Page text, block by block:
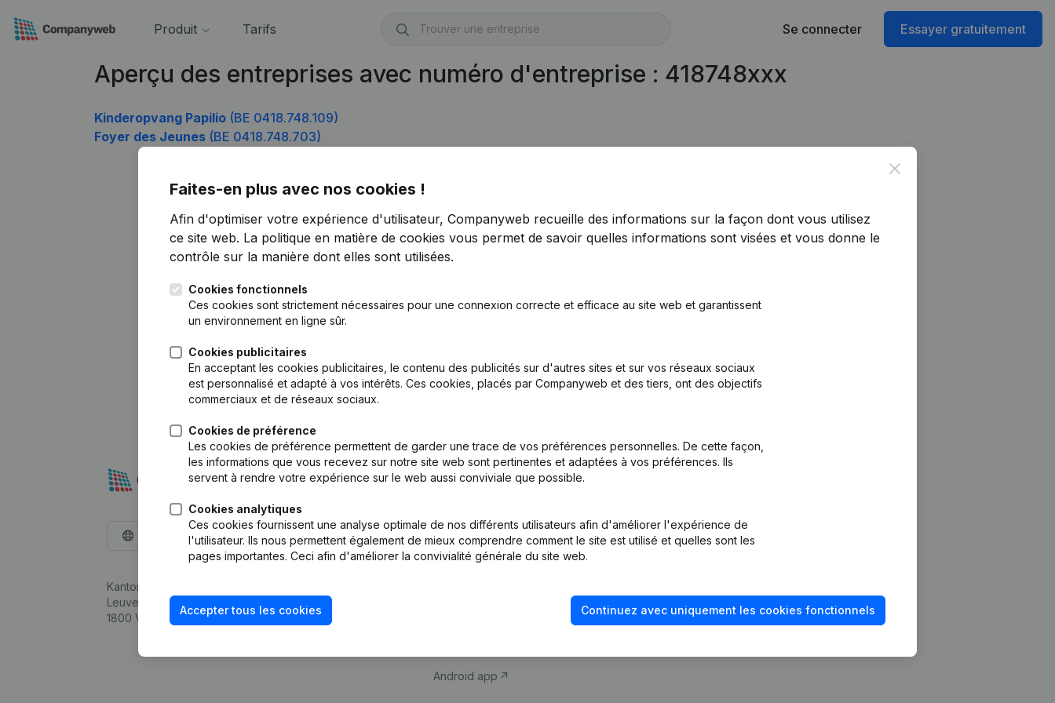
Produit Tarifs Se connecter Essayer gratuitement
Aperçu des entreprises avec numéro d'entreprise : 418748xxx
Kinderopvang Papilio (BE 0418.748.109)
Foyer des Jeunes (BE 0418.748.703)
Close
Faites-en plus avec nos cookies !
Afin d'optimiser votre expérience d'utilisateur, Companyweb recueille des informations sur la façon dont vous utilisez
ce site web. La politique en matière de cookies vous permet de savoir quelles informations sont visées et vous donne le
contrôle sur la manière dont elles sont utilisées.
Cookies fonctionnels
Ces cookies sont strictement nécessaires pour une connexion correcte et efficace au site web et garantissent
un environnement en ligne sûr.
Cookies publicitaires
En acceptant les cookies publicitaires, le contenu des publicités sur d'autres sites et sur vos réseaux sociaux
est personnalisé et adapté à vos intérêts. Ces cookies, placés par Companyweb et des tiers, ont des objectifs
commerciaux et de réseaux sociaux.
Cookies de préférence
Les cookies de préférence permettent de garder une trace de vos préférences personnelles. De cette façon,
les informations que vous recevez sur notre site web sont pertinentes et adaptées à vos préférences. Ils
servent à rendre votre expérience sur le web aussi conviviale que possible.
Cookies analytiques
Ces cookies fournissent une analyse optimale de nos différents utilisateurs afin d'améliorer l'expérience de
l'utilisateur. Ils nous permettent également de mieux comprendre comment le site est utilisé et quelles sont les
pages importantes. Ceci afin d'améliorer la convivialité générale du site web.
Accepter tous les cookies Continuez avec uniquement les cookies fonctionnels
Français
Kantorenpark Everest
Leuvensesteenweg 248D,
1800 Vilvoorde
Produit
d’entreprise
Monitoring
Android app
fraude
Consulter des comptes annuels
Vérification de la solvabilité